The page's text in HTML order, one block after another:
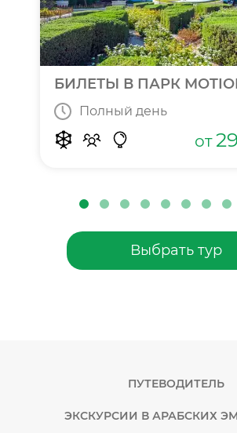
БИЛЕТЫ В ПАРК
Полный день
от
Выбрать тур
ПУТЕВОДИТЕЛЬ
ЭКСКУРСИИ В АРАБСКИХ